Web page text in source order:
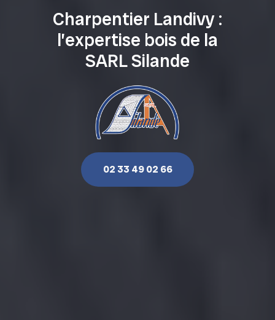
Charpentier Landivy :
l’expertise bois de la
SARL Silande
02 33 49 02 66